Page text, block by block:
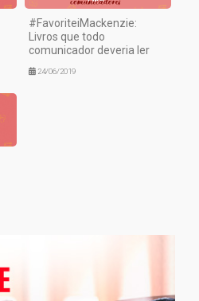
#FavoriteiMackenzie:
Livros que todo
comunicador deveria ler
24/06/2019